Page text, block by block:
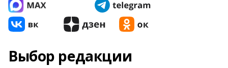
Выбор редакции